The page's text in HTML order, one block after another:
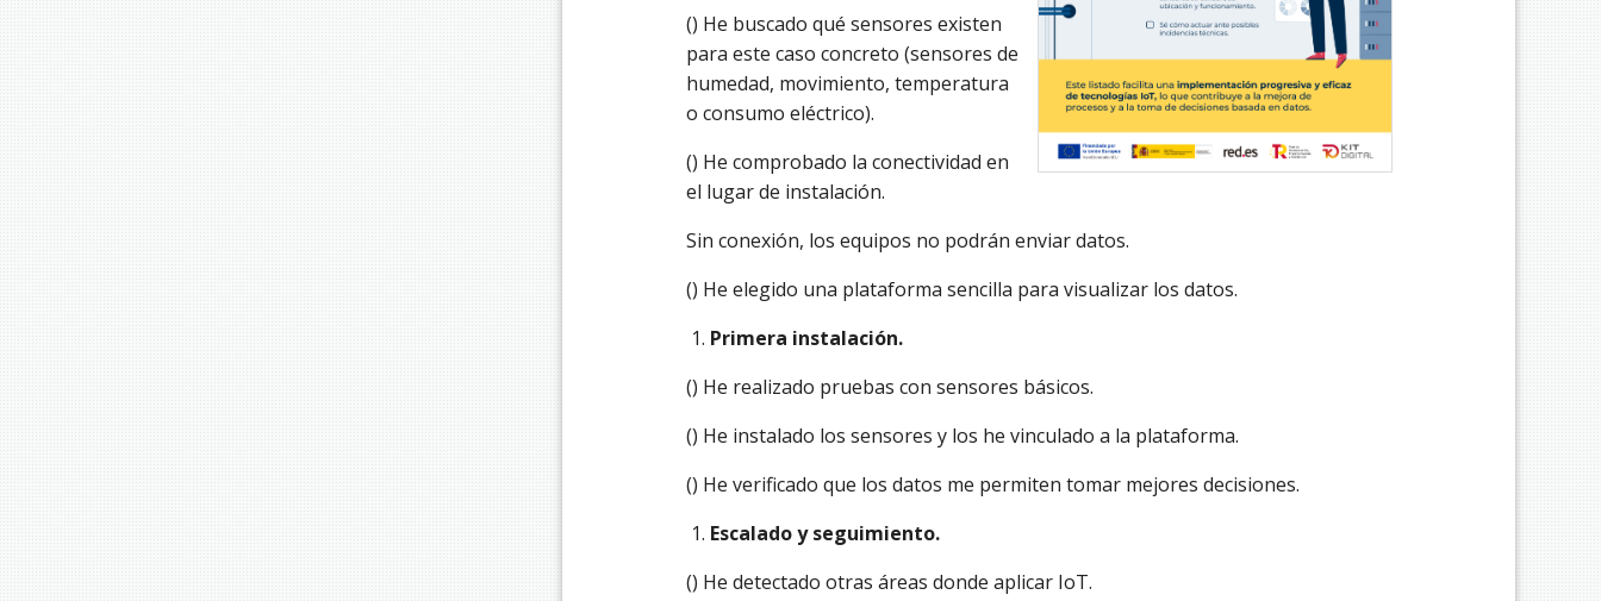
() He buscado qué sensores existen
para este caso concreto (sensores de
humedad, movimiento, temperatura
o consumo eléctrico).
() He comprobado la conectividad en
el lugar de instalación.
Sin conexión, los equipos no podrán enviar datos.
() He elegido una plataforma sencilla para visualizar los datos.
Primera instalación.
() He realizado pruebas con sensores básicos.
() He instalado los sensores y los he vinculado a la plataforma.
() He verificado que los datos me permiten tomar mejores decisiones.
Escalado y seguimiento.
() He detectado otras áreas donde aplicar IoT.